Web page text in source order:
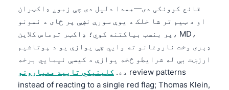
قانع کوونکی دی—همدا دلیل دی چې زموږ ډاکټران
او د ټیم تر شا خلک د یوې سورې نښې پر ځای د نمونو
پر بنسټ بیاکتنه کوي؛ ډاکټر توماس کلاین، MD،
ډېری وخت ناروغانو ته وایي چې یوازې یو د پوتاشیم
ارزښت بې له شرایطو څخه یوازې د کیسې نیمایي برخه
ده. کلینیکي تایید معیارونو
review patterns
instead of reacting to a single red flag; Thomas Klein,